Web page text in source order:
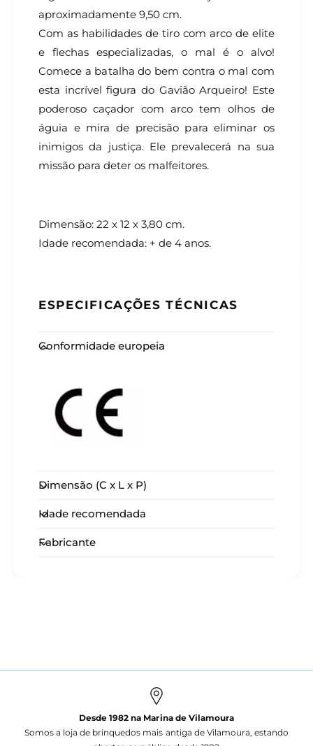
aproximadamente 9,50 cm.
Com as habilidades de tiro com arco de elite
e flechas especializadas, o mal é o alvo!
Comece a batalha do bem contra o mal com
esta incrível figura do Gavião Arqueiro! Este
poderoso caçador com arco tem olhos de
águia e mira de precisão para eliminar os
inimigos da justiça. Ele prevalecerá na sua
missão para deter os malfeitores.
Dimensão: 22 x 12 x 3,80 cm.
Idade recomendada: + de 4 anos.
ESPECIFICAÇÕES TÉCNICAS
Conformidade europeia
Dimensão (C x L x P)
Idade recomendada
Fabricante
Desde 1982 na Marina de Vilamoura
Somos a loja de brinquedos mais antiga de Vilamoura, estando